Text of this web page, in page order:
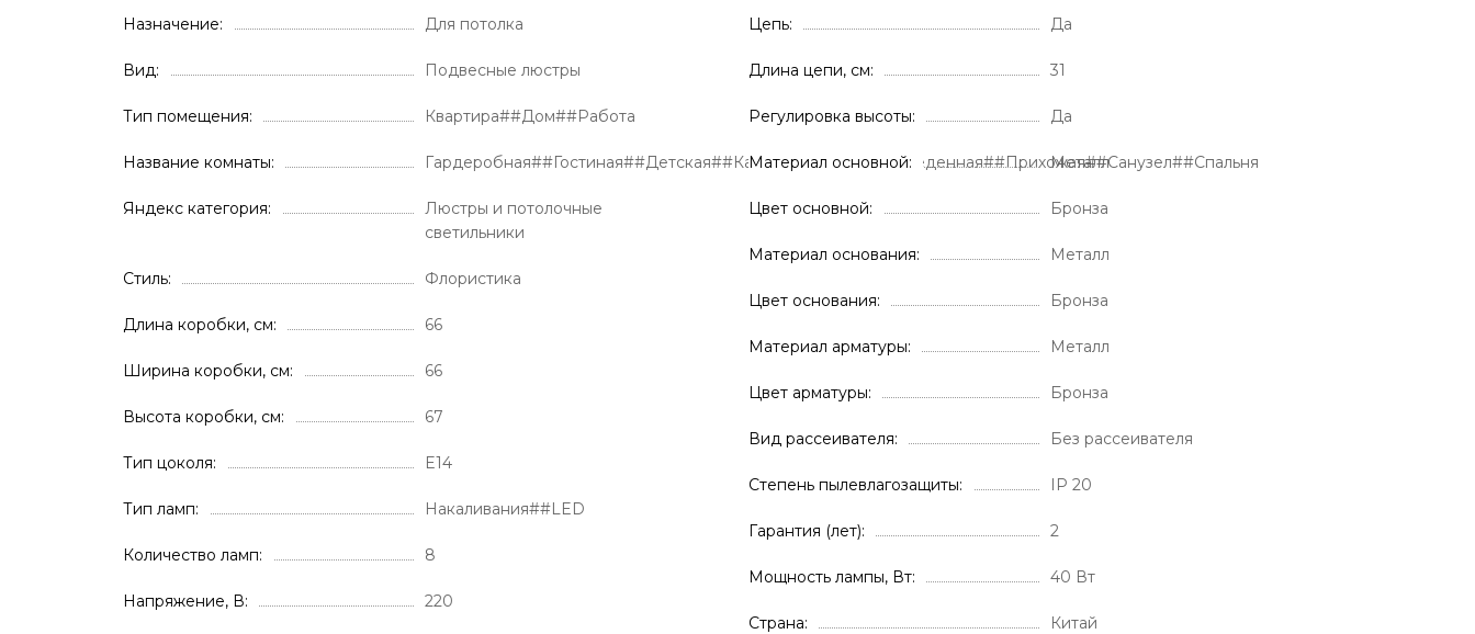
Назначение Для потолка
Вид Подвесные люстры
Тип помещения Квартира##Дом##Работа
Название комнаты Гардеробная##Гостиная##Детская##Кабинет##Кухня##Обеденная##Прихожая##Санузел##Спальня
Яндекс категория
Люстры и потолочные
светильники
Стиль Флористика
Длина коробки, см 66
Ширина коробки, см 66
Высота коробки, см 67
Тип цоколя E14
Тип ламп Накаливания##LED
Количество ламп 8
Напряжение, В 220
Цепь Да
Длина цепи, см 31
Регулировка высоты Да
Материал основной Металл
Цвет основной Бронза
Материал основания Металл
Цвет основания Бронза
Материал арматуры Металл
Цвет арматуры Бронза
Вид рассеивателя Без рассеивателя
Степень пылевлагозащиты IP 20
Гарантия (лет) 2
Мощность лампы, Вт 40 Вт
Страна Китай